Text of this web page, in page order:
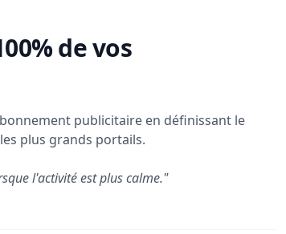
de vos
publicitaire en définissant le
plus grands portails.
l'activité est plus calme."